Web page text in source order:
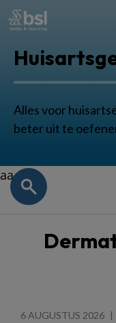
Alles voor
beter uit te
aa
6 AUGUSTUS 2026